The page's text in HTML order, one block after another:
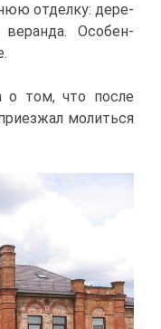
от­дел­ку: де­ре­
ве­ран­да. Осо­бен­
о том, что по­сле
мо­лить­ся